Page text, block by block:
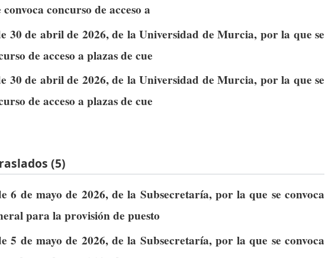
concurso de acceso a
30 de abril de 2026, de la Universidad de Murcia, por la que se
de acceso a plazas de cue
30 de abril de 2026, de la Universidad de Murcia, por la que se
de acceso a plazas de cue
(5)
6 de mayo de 2026, de la Subsecretaría, por la que se convoca
para la provisión de puesto
5 de mayo de 2026, de la Subsecretaría, por la que se convoca